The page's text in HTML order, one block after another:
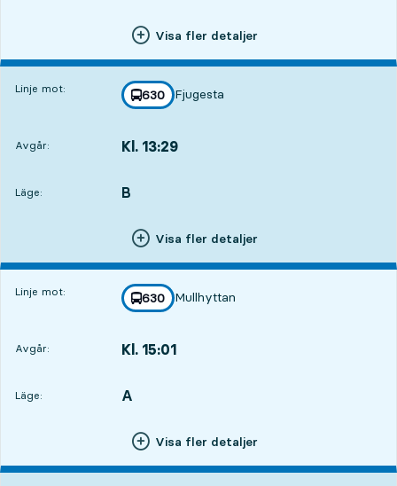
Visa fler detaljer
Linje mot: linje
630
mot
Fjugesta
,
Avgår: Kl. 13:29
Läge:
LÄGE, B
,
Visa fler detaljer
Linje mot: linje
630
mot
Mullhyttan
,
Avgår: Kl. 15:01
Läge:
LÄGE, A
,
Visa fler detaljer